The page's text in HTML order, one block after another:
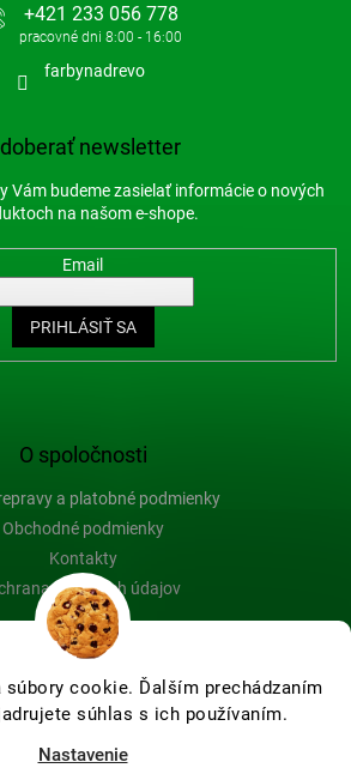
súbory cookie. Ďalším prechádzaním
súhlas s ich používaním.
Nastavenie
O spoločnosti
a platobné podmienky
Obchodné podmienky
Kontakty
osobných údajov
Blog
+421 233 056 778
farbynadrevo
newsletter
Vám budeme zasielať informácie o nových
na našom e-shope.
Email
PRIHLÁSIŤ SA